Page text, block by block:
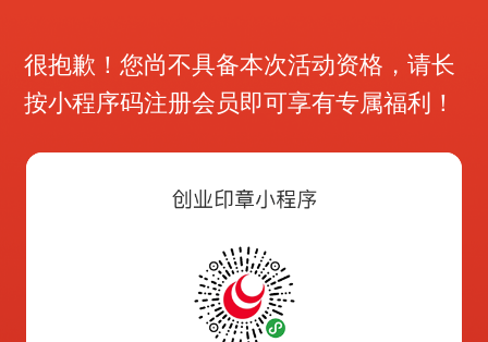
很抱歉！您尚不具备本次活动资格，请长
按小程序码注册会员即可享有专属福利！